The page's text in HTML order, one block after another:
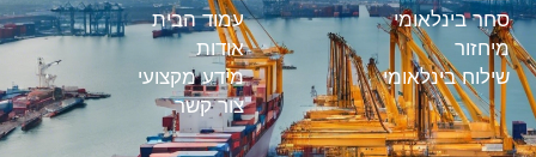
עמוד הבית
אודות
מידע מקצועי
צור קשר
סחר בינלאומי
מיחזור
שילוח בינלאומי